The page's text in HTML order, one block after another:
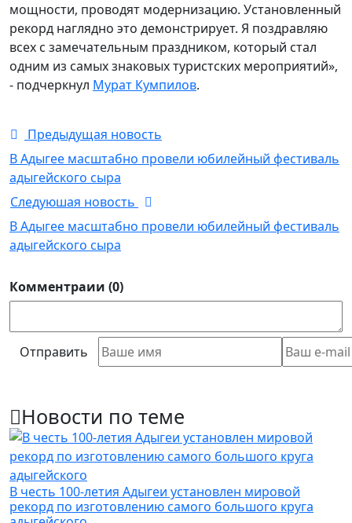
мощности, проводят модернизацию. Установленный
рекорд наглядно это демонстрирует. Я поздравляю
всех с замечательным праздником, который стал
одним из самых знаковых туристских мероприятий»,
- подчеркнул Мурат Кумпилов.
Предыдущая новость
В Адыгее масштабно провели юбилейный фестиваль
адыгейского сыра
Следуюшая новость
В Адыгее масштабно провели юбилейный фестиваль
адыгейского сыра
Комментраии (0)
Отправить
Новости по теме
В честь 100-летия Адыгеи установлен мировой
рекорд по изготовлению самого большого круга